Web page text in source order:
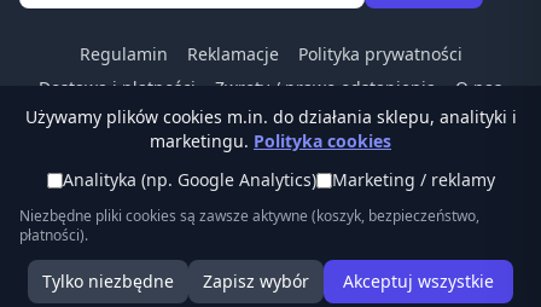
Regulamin Reklamacje
Polityka prywatności
Dostawa i płatności
Zwroty / prawo odstapienia
O nas
Kontakt
Odstąp od umowy
Tel: (22) 266 83 84
© Ostrzalkilansky.pl ·
sklep@ostrzalkilansky.pl
Start Kategorie Szukaj Koszyk
Używamy plików cookies m.in. do działania sklepu, analityki i
marketingu. Polityka cookies
Analityka (np. Google Analytics)
Marketing / reklamy
Niezbędne pliki cookies są zawsze aktywne (koszyk, bezpieczeństwo,
płatności).
Tylko niezbędne Zapisz wybór Akceptuj wszystkie